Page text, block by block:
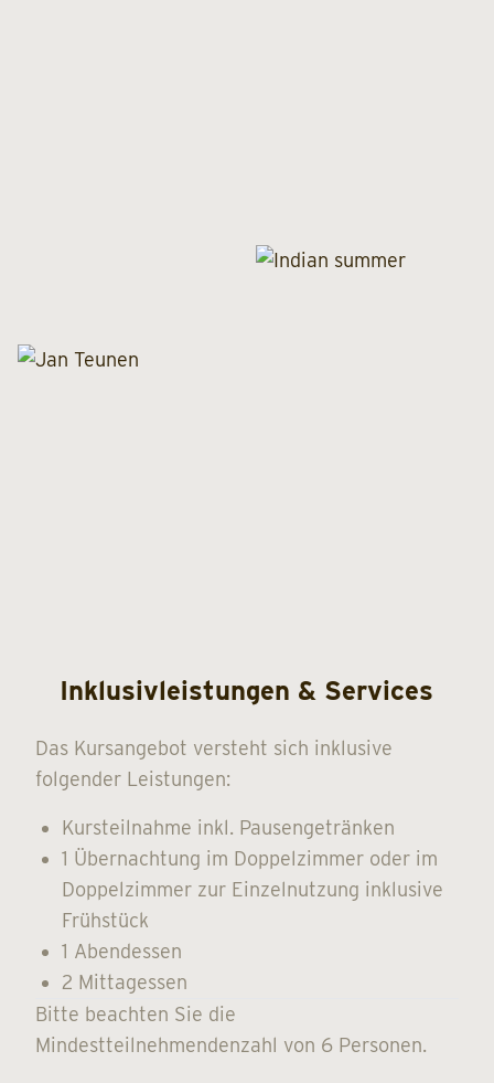
Inklusivleistungen & Services
Das Kursangebot versteht sich inklusive
folgender Leistungen:
Kursteilnahme inkl. Pausengetränken
1 Übernachtung im Doppelzimmer oder im
Doppelzimmer zur Einzelnutzung inklusive
Frühstück
1 Abendessen
2 Mittagessen
Bitte beachten Sie die
Mindestteilnehmendenzahl von 6 Personen.